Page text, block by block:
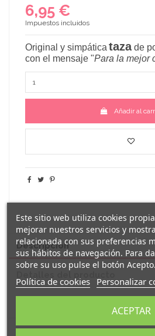
6,95 €
Impuestos incluidos
Original y simpática tazade
con el mensaje "Para la mejor
Añadir al
Descripción
Este sitio web utiliza cookies
mejorar nuestros servicios y
relacionada con sus preferencias
sus hábitos de navegación. Para
sobre su uso pulse el botón Acepto.
Política de cookies Personalizar
ACEPTAR